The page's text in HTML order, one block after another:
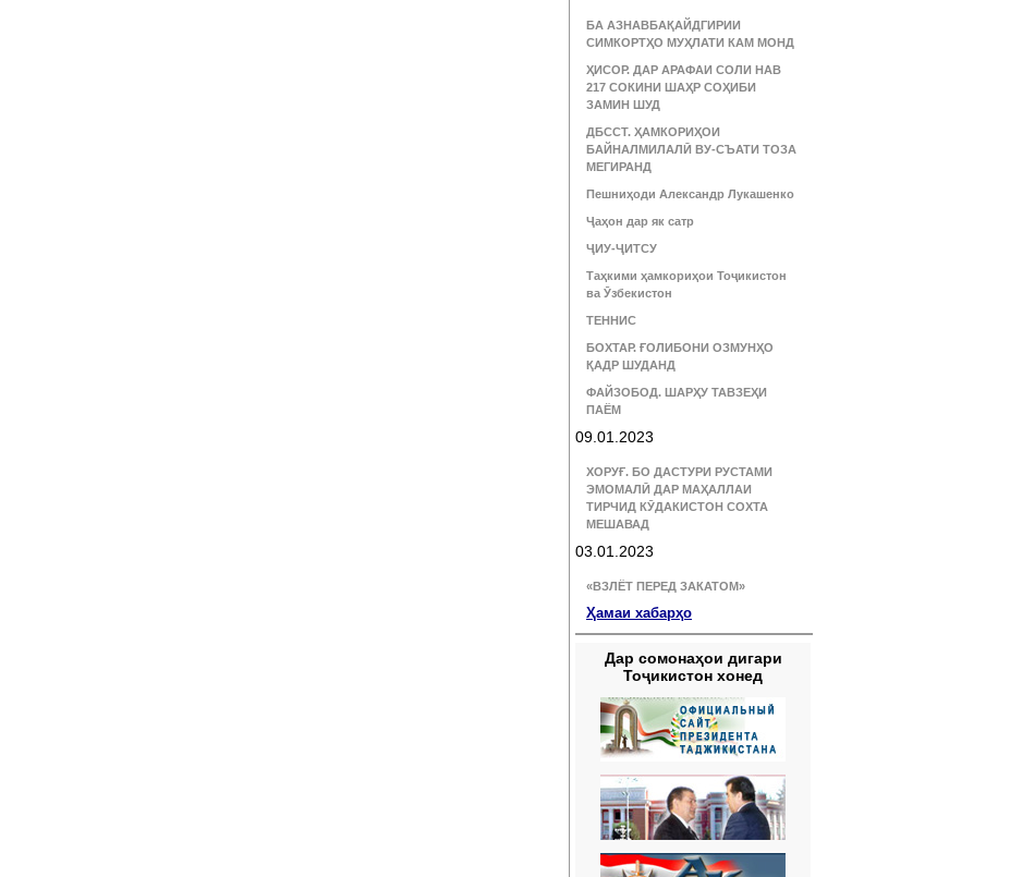
БА АЗНАВБАҚАЙДГИРИИ
СИМКОРТҲО МУҲЛАТИ КАМ МОНД
ҲИСОР. ДАР АРАФАИ СОЛИ НАВ
217 СОКИНИ ШАҲР СОҲИБИ
ЗАМИН ШУД
ДБССТ. ҲАМКОРИҲОИ
БАЙНАЛМИЛАЛӢ ВУ-СЪАТИ ТОЗА
МЕГИРАНД
Пешниҳоди Александр Лукашенко
Ҷаҳон дар як сатр
ҶИУ-ҶИТСУ
Таҳкими ҳамкориҳои Тоҷикистон
ва Ӯзбекистон
ТЕННИС
БОХТАР. ҒОЛИБОНИ ОЗМУНҲО
ҚАДР ШУДАНД
ФАЙЗОБОД. ШАРҲУ ТАВЗЕҲИ
ПАЁМ
09.01.2023
ХОРУҒ. БО ДАСТУРИ РУСТАМИ
ЭМОМАЛӢ ДАР МАҲАЛЛАИ
ТИРЧИД КӮДАКИСТОН СОХТА
МЕШАВАД
03.01.2023
«ВЗЛЁТ ПЕРЕД ЗАКАТОМ»
Ҳамаи хабарҳо
Дар сомонаҳои дигари
Тоҷикистон хонед